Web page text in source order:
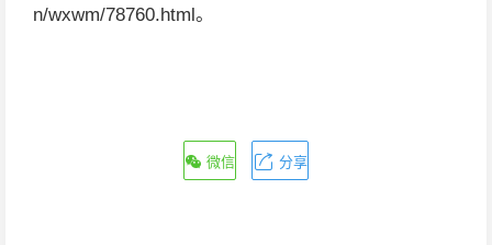
n/wxwm/78760.html。
微信 分享